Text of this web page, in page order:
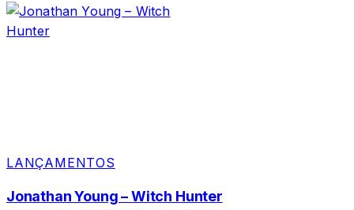
LANÇAMENTOS
Jonathan Young – Witch Hunter